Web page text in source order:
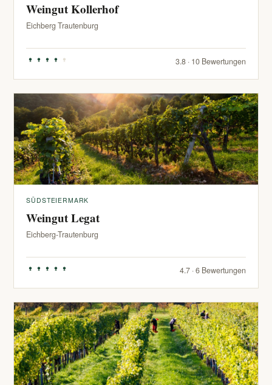
Weingut Kollerhof
Eichberg Trautenburg
3.8 · 10 Bewertungen
SÜDSTEIERMARK
Weingut Legat
Eichberg-Trautenburg
4.7 · 6 Bewertungen